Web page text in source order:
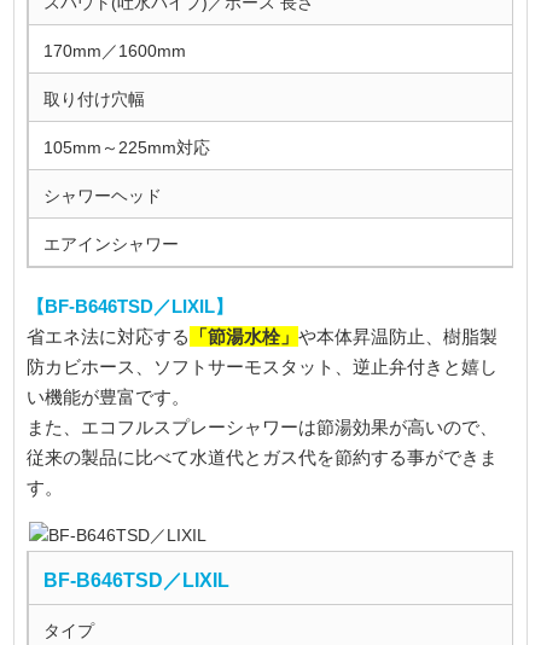
170mm／1600mm
取り付け穴幅
105mm～225mm対応
シャワーヘッド
エアインシャワー
【BF-B646TSD／LIXIL】
省エネ法に対応する 「節湯水栓」や本体昇温防止、樹脂製
防カビホース、ソフトサーモスタット、逆止弁付きと嬉し
い機能が豊富です。
また、エコフルスプレーシャワーは節湯効果が高いので、
従来の製品に比べて水道代とガス代を節約する事ができま
す。
BF-B646TSD／LIXIL
タイプ